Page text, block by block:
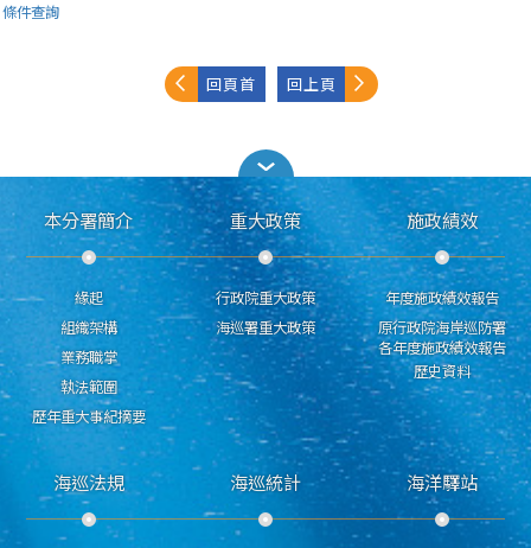
條件查詢
回頁首 回上頁
本分署簡介
緣起
組織架構
業務職掌
執法範圍
歷年重大事紀摘要
重大政策
行政院重大政策
海巡署重大政策
施政績效
年度施政績效報告
原行政院海岸巡防署
各年度施政績效報告
歷史資料
海巡法規 海巡統計 海洋驛站